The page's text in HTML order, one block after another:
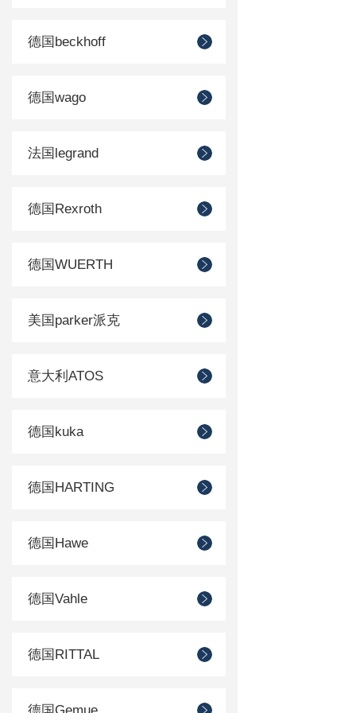
德国beckhoff
德国wago
法国legrand
德国Rexroth
德国WUERTH
美国parker派克
意大利ATOS
德国kuka
德国HARTING
德国Hawe
德国Vahle
德国RITTAL